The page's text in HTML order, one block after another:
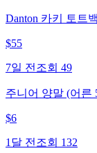
Danton 카키 토트
$55
7일 전 조회 49
주니어 양말 (어른
$6
1달 전 조회 132